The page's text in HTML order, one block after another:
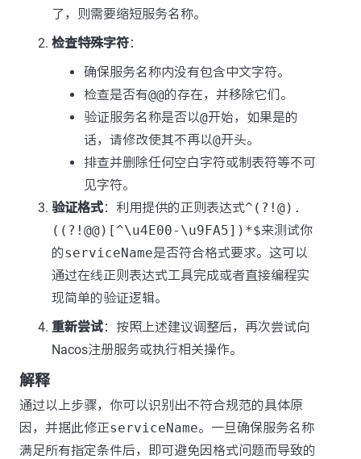
了，则需要缩短服务名称。
检查特殊字符：
确保服务名称内没有包含中文字符。
检查是否有@@的存在，并移除它们。
验证服务名称是否以@开始，如果是的
话，请修改使其不再以@开头。
排查并删除任何空白字符或制表符等不可
见字符。
验证格式：利用提供的正则表达式^(?!@).
((?!@@)[^\u4E00-\u9FA5])*$来测试你
的serviceName是否符合格式要求。这可以
通过在线正则表达式工具完成或者直接编程实
现简单的验证逻辑。
重新尝试：按照上述建议调整后，再次尝试向
Nacos注册服务或执行相关操作。
解释
通过以上步骤，你可以识别出不符合规范的具体原
因，并据此修正serviceName。一旦确保服务名称
满足所有指定条件后，即可避免因格式问题而导致的